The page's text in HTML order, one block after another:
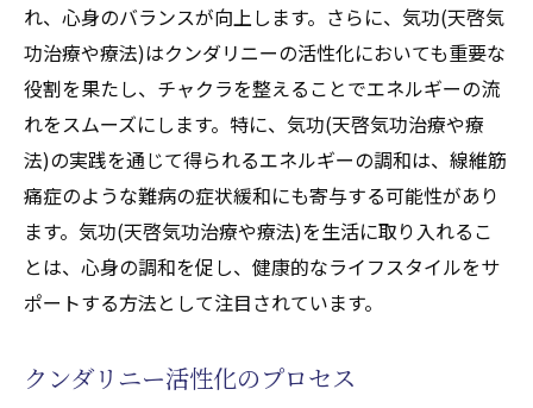
クンダリニー目覚めの体験談と方法
チャクラを活性化するための天啓気功術
線維筋痛症の寛解に繋がる気功(天啓気功治療や
療法)のエネルギー調和を探る
線維筋痛症とエネルギー療法(天啓気功治療
や療法)のつながり
気功(天啓気功治療や療法)のエネルギーがも
たらす身体への影響
法)プラクティス
れ、心身のバランスが向上します。さらに、気功(天啓気
功治療や療法)はクンダリニーの活性化においても重要な
役割を果たし、チャクラを整えることでエネルギーの流
れをスムーズにします。特に、気功(天啓気功治療や療
法)の実践を通じて得られるエネルギーの調和は、線維筋
痛症のような難病の症状緩和にも寄与する可能性があり
ます。気功(天啓気功治療や療法)を生活に取り入れるこ
とは、心身の調和を促し、健康的なライフスタイルをサ
ポートする方法として注目されています。
クンダリニー活性化のプロセス